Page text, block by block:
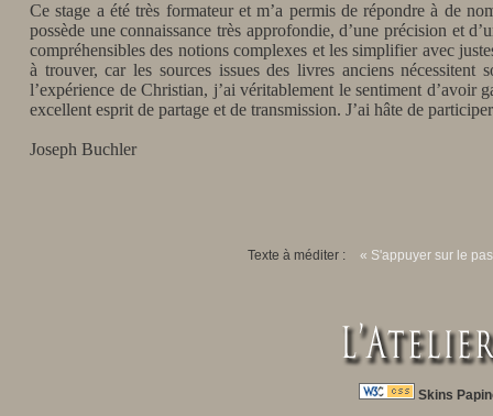
Ce stage a été très formateur et m’a permis de répondre à de
possède une connaissance très approfondie, d’une précision et
compréhensibles des notions complexes et les simplifier avec
à trouver, car les sources issues des livres anciens nécessitent
l’expérience de Christian, j’ai véritablement le sentiment d’avoir
excellent esprit de partage et de transmission. J’ai hâte de
Joseph Buchler
Texte à méditer : « S'appuyer sur le
Skins